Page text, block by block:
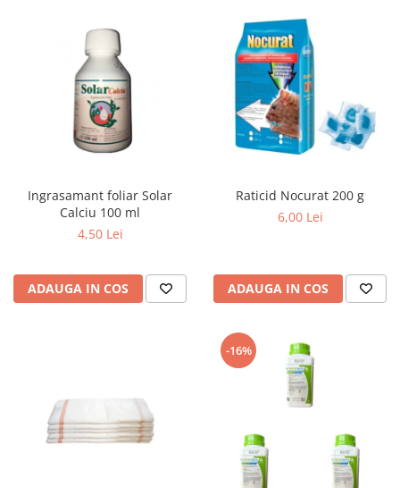
Ingrasamant foliar Solar
Calciu 100 ml
4,50 Lei
ADAUGA IN COS
Raticid Nocurat 200 g
6,00 Lei
ADAUGA IN COS
-16%